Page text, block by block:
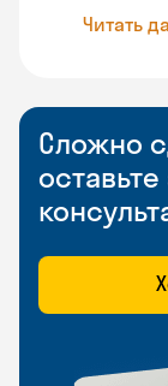
Читать
Сложно